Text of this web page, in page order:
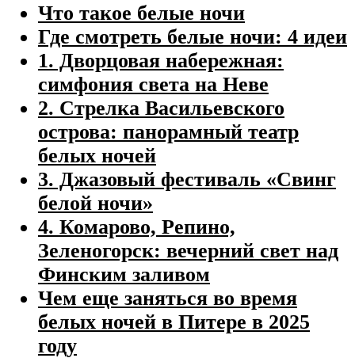
Что такое белые ночи
Где смотреть белые ночи: 4 идеи
1. Дворцовая набережная:
симфония света на Неве
2. Стрелка Васильевского
острова: панорамный театр
белых ночей
3. Джазовый фестиваль «Свинг
белой ночи»
4. Комарово, Репино,
Зеленогорск: вечерний свет над
Финским заливом
Чем еще заняться во время
белых ночей в Питере в 2025
году